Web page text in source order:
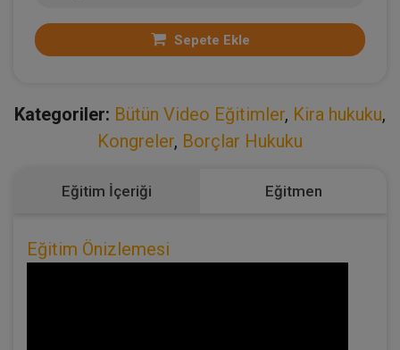
Sepete Ekle
Kategoriler: Bütün Video Eğitimler, Kira hukuku,
Kongreler, Borçlar Hukuku
Eğitim İçeriği Eğitmen
Eğitim Önizlemesi